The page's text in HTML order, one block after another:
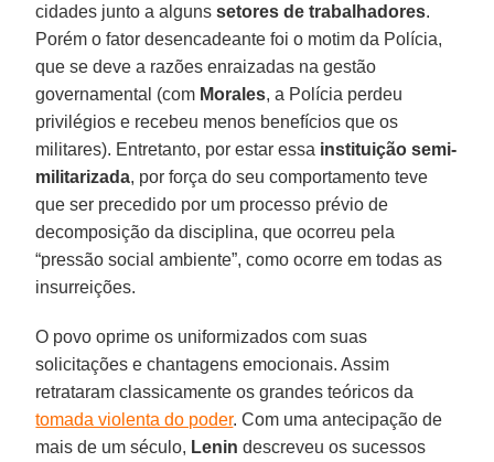
cidades junto a algunssetores de trabalhadores.
Porém o fator desencadeante foi o motim da Polícia,
que se deve a razões enraizadas na gestão
governamental (com Morales, a Polícia perdeu
privilégios e recebeu menos benefícios que os
militares). Entretanto, por estar essa instituição semi-
militarizada, por força do seu comportamento teve
que ser precedido por um processo prévio de
decomposição da disciplina, que ocorreu pela
“pressão social ambiente”, como ocorre em todas as
insurreições.
O povo oprime os uniformizados com suas
solicitações e chantagens emocionais. Assim
retrataram classicamente os grandes teóricos da
tomada violenta do poder. Com uma antecipação de
mais de um século, Lenin descreveu os sucessos